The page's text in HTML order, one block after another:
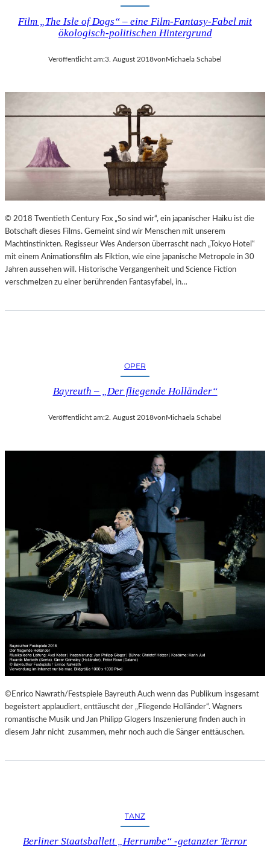
Film „The Isle of Dogs“ – eine Film-Fantasy-Fabel mit
ökologisch-politischen Hintergrund
Veröffentlicht am:3. August 2018vonMichaela Schabel
© 2018 Twentieth Century Fox „So sind wir“, ein japanischer Haiku ist die
Botschaft dieses Films. Gemeint sind wir Menschen mit unserem
Machtinstinkten. Regisseur Wes Anderson überrascht nach „Tokyo Hotel“
mit einem Animationsfilm als Fiktion, wie eine japanische Metropole in 30
Jahren aussehen will. Historische Vergangenheit und Science Fiction
verschmelzen zu einer berührenden Fantasyfabel, in…
OPER
Bayreuth – „Der fliegende Holländer“
Veröffentlicht am:2. August 2018von Michaela Schabel
©Enrico Nawrath/Festspiele Bayreuth Auch wenn das Publikum insgesamt
begeistert applaudiert, enttäuscht der „Fliegende Holländer“. Wagners
romantische Musik und Jan Philipp Glogers Inszenierung finden auch in
diesem Jahr nicht zusammen, mehr noch auch die Sänger enttäuschen.
TANZ
Berliner Staatsballett „Herrumbe“ -getanzter Terror